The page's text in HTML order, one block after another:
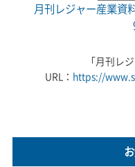
月刊レジャー産業資
「月刊レ
URL： https://